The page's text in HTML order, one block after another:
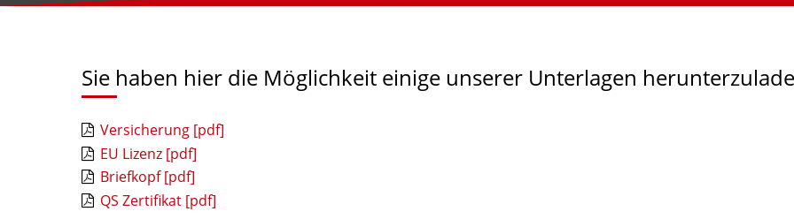
Sie haben hier die Möglichkeit einige unserer Unterlagen
Versicherung [pdf]
EU Lizenz [pdf]
Briefkopf [pdf]
QS Zertifikat [pdf]